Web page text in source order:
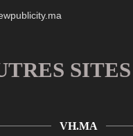
SITES
VH.MA